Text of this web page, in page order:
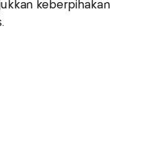
keberpihakan